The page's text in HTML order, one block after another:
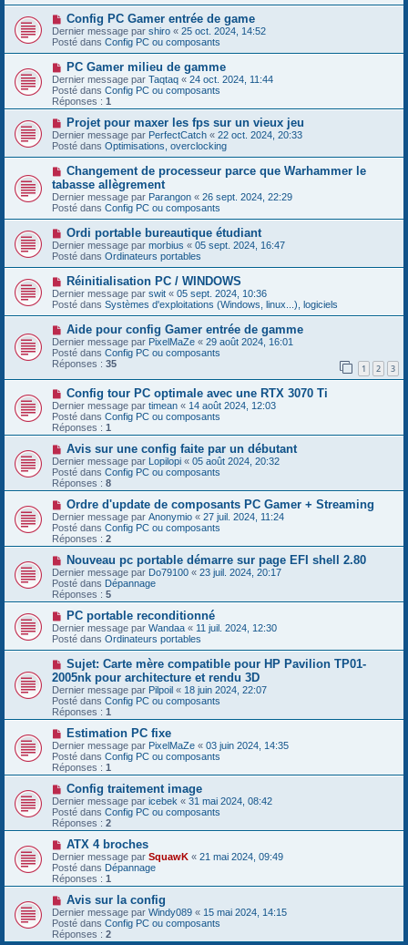
s
a
g
e
a
u
m
e
s
s
a
g
e
N
o
u
v
e
a
u
m
e
s
a
g
e
Config PC Gamer entrée de game
Dernier message par shiro « 25 oct. 2024, 14:52
Posté dans Config PC ou composants
N
o
u
v
e
a
u
m
e
s
a
g
e
PC Gamer milieu de gamme
Dernier message par Taqtaq « 24 oct. 2024, 11:44
Posté dans Config PC ou composants
Réponses : 1
N
o
u
v
a
u
m
e
s
s
g
e
Projet pour maxer les fps sur un vieux jeu
Dernier message par PerfectCatch « 22 oct. 2024, 20:33
Posté dans Optimisations, overclocking
N
o
u
v
e
a
u
m
e
s
s
a
g
e
Changement de processeur parce que Warhammer le
tabasse allègrement
Dernier message par Parangon « 26 sept. 2024, 22:29
Posté dans Config PC ou composants
N
o
u
v
e
a
u
m
e
s
s
a
g
e
Ordi portable bureautique étudiant
Dernier message par morbius « 05 sept. 2024, 16:47
Posté dans Ordinateurs portables
N
o
u
v
a
u
m
e
s
s
a
g
e
Réinitialisation PC / WINDOWS
Dernier message par swit « 05 sept. 2024, 10:36
Posté dans Systèmes d'exploitations (Windows, linux...), logiciels
N
o
u
v
e
a
u
m
e
s
s
a
g
e
Aide pour config Gamer entrée de gamme
Dernier message par PixelMaZe « 29 août 2024, 16:01
Posté dans Config PC ou composants
Réponses : 35 1 2 3
N
o
u
v
e
u
m
e
s
s
a
g
e
Config tour PC optimale avec une RTX 3070 Ti
Dernier message par timean « 14 août 2024, 12:03
Posté dans Config PC ou composants
Réponses : 1
N
o
u
v
e
a
m
e
s
s
a
g
e
Avis sur une config faite par un débutant
Dernier message par Lopilopi « 05 août 2024, 20:32
Posté dans Config PC ou composants
Réponses : 8
N
o
u
v
e
a
u
m
e
s
s
a
g
e
Ordre d'update de composants PC Gamer + Streaming
Dernier message par Anonymio « 27 juil. 2024, 11:24
Posté dans Config PC ou composants
Réponses : 2
N
o
u
v
e
a
u
m
e
s
a
g
e
Nouveau pc portable démarre sur page EFI shell 2.80
Dernier message par Do79100 « 23 juil. 2024, 20:17
Posté dans Dépannage
Réponses : 5
N
o
u
v
e
a
u
m
e
s
s
g
e
PC portable reconditionné
Dernier message par Wandaa « 11 juil. 2024, 12:30
Posté dans Ordinateurs portables
N
o
u
v
e
a
u
m
e
s
s
g
e
Sujet: Carte mère compatible pour HP Pavilion TP01-
2005nk pour architecture et rendu 3D
Dernier message par Pilpoil « 18 juin 2024, 22:07
Posté dans Config PC ou composants
Réponses : 1
N
o
u
v
e
a
m
e
s
a
g
e
Estimation PC fixe
Dernier message par PixelMaZe « 03 juin 2024, 14:35
Posté dans Config PC ou composants
Réponses : 1
N
o
u
v
e
u
m
e
s
a
g
e
Config traitement image
Dernier message par icebek « 31 mai 2024, 08:42
Posté dans Config PC ou composants
Réponses : 2
N
o
u
v
e
u
m
e
s
ATX 4 broches
Dernier message par SquawK « 21 mai 2024, 09:49
Posté dans Dépannage
Réponses : 1
N
o
u
v
e
Avis sur la config
Dernier message par Windy089 « 15 mai 2024, 14:15
Posté dans Config PC ou composants
Réponses : 2